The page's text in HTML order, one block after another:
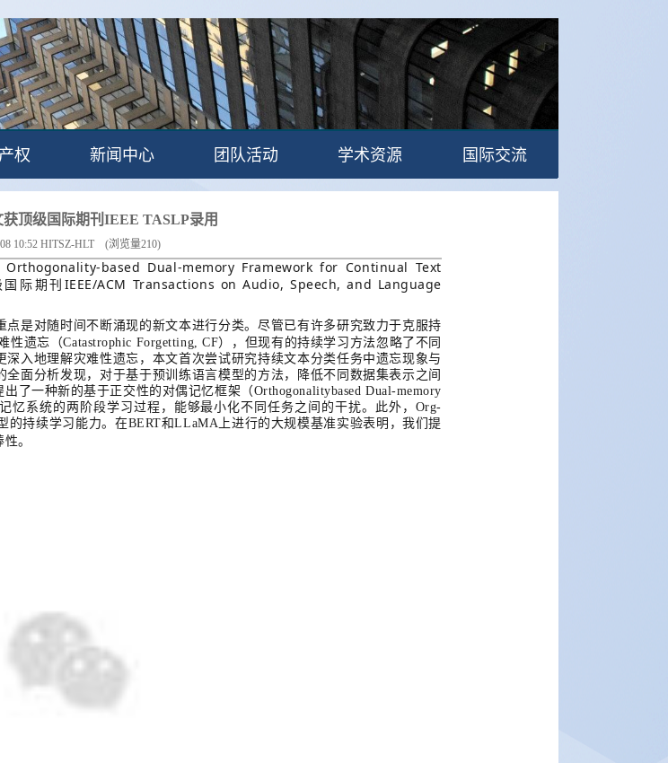
权 新闻中心 团队活动 学术资源 国际交流
顶级国际期刊IEEE TASLP录用
10:52 HITSZ-HLT (浏览量210)
Orthogonality-based Dual-memory Framework for Continual Text
际期刊 IEEE/ACM Transactions on Audio, Speech, and Language
是对随时间不断涌现的新文本进行分类。尽管已有许多研究致力于克服持
性遗忘（Catastrophic Forgetting, CF），但现有的持续学习 方法忽略了不同
深入地理解灾难性遗忘，本文首次尝试研究持续文本分类任务中遗忘现象与
面分析发现，对于基于预训练语言模型的方法，降低不同数据集表示之间
了一种新的基于正交性的对偶记忆框架（Orthogonalitybased Dual-memory
忆系统的两阶段学习过程，能够最小化不同任务之间的干扰。此外， Org-
的持续学习能力。在BERT和LLaMA 上进行的大规模基准实验表明，我们提
。